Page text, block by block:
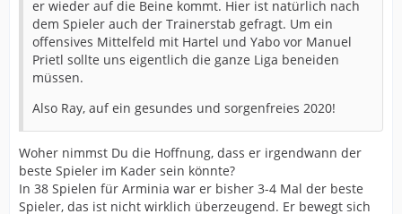
er wieder auf die Beine kommt. Hier ist natürlich nach
dem Spieler auch der Trainerstab gefragt. Um ein
offensives Mittelfeld mit Hartel und Yabo vor Manuel
Prietl sollte uns eigentlich die ganze Liga beneiden
müssen.
Also Ray, auf ein gesundes und sorgenfreies 2020!
Woher nimmst Du die Hoffnung, dass er irgendwann der
beste Spieler im Kader sein könnte?
In 38 Spielen für Arminia war er bisher 3-4 Mal der beste
Spieler, das ist nicht wirklich überzeugend. Er bewegt sich